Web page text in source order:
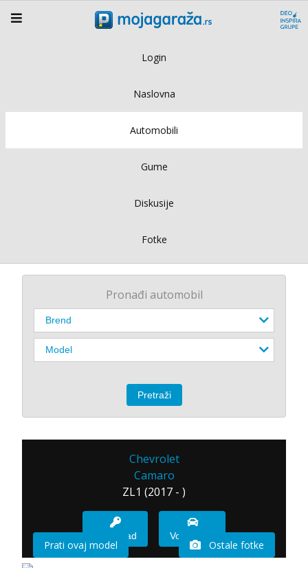
Login
Naslovna
Automobili
Gume
Diskusije
Fotke
Pronađi automobil
Chevrolet
Camaro
ZL1 (2017 - )
Imam sad Vozio sam
Prati ovaj model Ostale fotke